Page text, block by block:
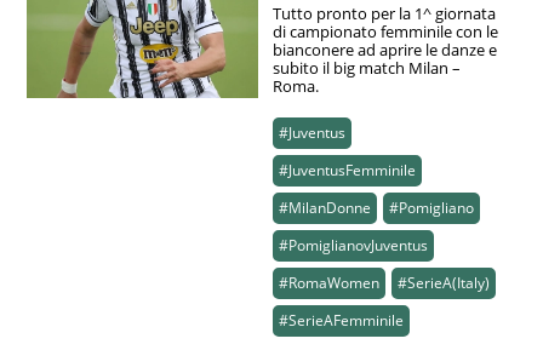
Tutto pronto per la 1^ giornata
di campionato femminile con le
bianconere ad aprire le danze e
subito il big match Milan –
Roma.
#Juventus
#JuventusFemminile
#MilanDonne
#Pomigliano
#PomiglianovJuventus
#RomaWomen
#SerieA(Italy)
#SerieAFemminile